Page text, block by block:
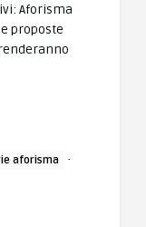
Aforisma
proposte
aforisma ·